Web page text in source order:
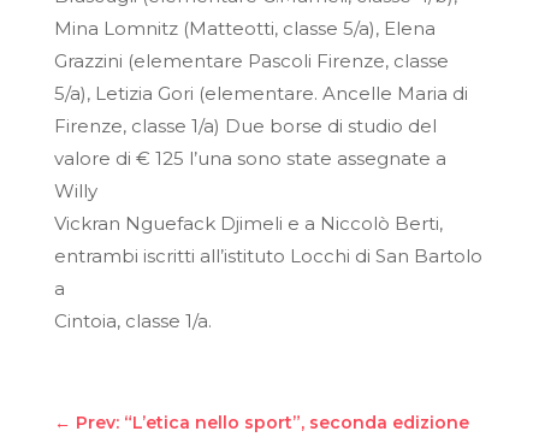
Mina Lomnitz (Matteotti, classe 5/a), Elena
Grazzini (elementare Pascoli Firenze, classe
5/a), Letizia Gori (elementare. Ancelle Maria di
Firenze, classe 1/a) Due borse di studio del
valore di € 125 l’una sono state assegnate a
Willy
Vickran Nguefack Djimeli e a Niccolò Berti,
entrambi iscritti all’istituto Locchi di San Bartolo
a
Cintoia, classe 1/a.
← Prev: “L’etica nello sport”, seconda edizione